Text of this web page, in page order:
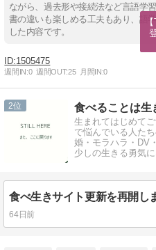
ながら、過去形や接続法など言語学
書の違いも楽しめる工夫もあり、語
した内容です。
1505475
週間IN:0 週間OUT:25 月間IN:0
2
生まれてはじめて
で悩んでいる人た
婚・モラハラ・DV
少しの生きる勇気
64日前